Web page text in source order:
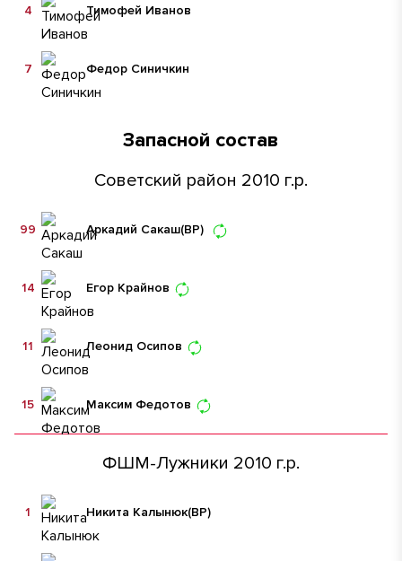
Тимофей Иванов
4
Федор Синичкин
7
Запасной состав
Советский район 2010 г.р.
Аркадий Сакаш(ВР)
99
Егор Крайнов
14
Леонид Осипов
11
Максим Федотов
15
ФШМ-Лужники 2010 г.р.
Никита Калынюк(ВР)
1